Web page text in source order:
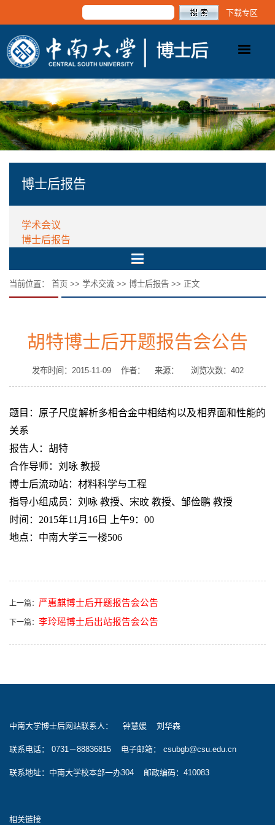
下载专区
博士后报告
学术会议
博士后报告
当前位置： 首页 >> 学术交流 >> 博士后报告 >> 正文
胡特博士后开题报告会公告
发布时间：2015-11-09 作者： 来源： 浏览次数： 402
题目：原子尺度解析多相合金中相结构以及相界面和性能的
关系
报告人：胡特
合作导师：刘咏 教授
博士后流动站：材料科学与工程
指导小组成员：刘咏 教授、宋旼 教授、邹俭鹏 教授
时间： 2015年11 月 16 日 上午9： 00
地点：中南大学三一楼506
上一篇： 严惠麒博士后开题报告会公告
下一篇： 李玲瑶博士后出站报告会公告
中南大学博士后网站联系人： 钟慧媛 刘华森
联系电话： 0731－88836815 电子邮箱： csubgb@csu.edu.cn
联系地址：中南大学校本部一办304 邮政编码：410083
相关链接